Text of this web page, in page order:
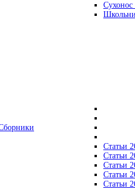
Статьи
Статьи
Статьи
Статьи
Статьи